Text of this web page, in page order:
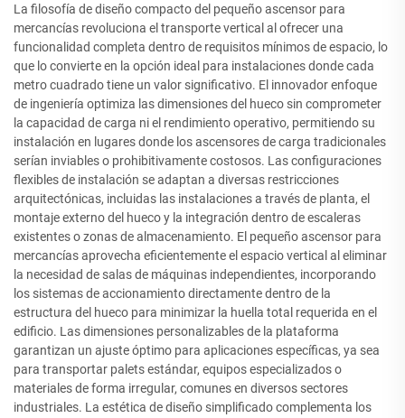
La filosofía de diseño compacto del pequeño ascensor para
mercancías revoluciona el transporte vertical al ofrecer una
funcionalidad completa dentro de requisitos mínimos de espacio, lo
que lo convierte en la opción ideal para instalaciones donde cada
metro cuadrado tiene un valor significativo. El innovador enfoque
de ingeniería optimiza las dimensiones del hueco sin comprometer
la capacidad de carga ni el rendimiento operativo, permitiendo su
instalación en lugares donde los ascensores de carga tradicionales
serían inviables o prohibitivamente costosos. Las configuraciones
flexibles de instalación se adaptan a diversas restricciones
arquitectónicas, incluidas las instalaciones a través de planta, el
montaje externo del hueco y la integración dentro de escaleras
existentes o zonas de almacenamiento. El pequeño ascensor para
mercancías aprovecha eficientemente el espacio vertical al eliminar
la necesidad de salas de máquinas independientes, incorporando
los sistemas de accionamiento directamente dentro de la
estructura del hueco para minimizar la huella total requerida en el
edificio. Las dimensiones personalizables de la plataforma
garantizan un ajuste óptimo para aplicaciones específicas, ya sea
para transportar palets estándar, equipos especializados o
materiales de forma irregular, comunes en diversos sectores
industriales. La estética de diseño simplificado complementa los